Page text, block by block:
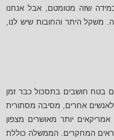
שזה מטומטם, אבל אנחנו
משקל היתר והחובות שיש לנו,
בטח חושבים בתסכול כבר זמן
מלאנשים אחרים, מסיבה מסתורית
יותר מאושרים מצפון
המחקרים. הממשלה כוללת